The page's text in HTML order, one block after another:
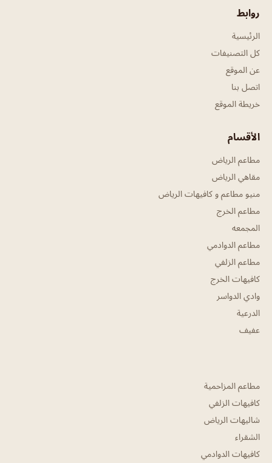
روابط
الرئيسية
كل التصنيفات
عن الموقع
اتصل بنا
خريطة الموقع
الأقسام
مطاعم الرياض
مقاهي الرياض
منيو مطاعم و كافيهات الرياض
مطاعم الخرج
المجمعه
مطاعم الدوادمي
مطاعم الزلفي
كافيهات الخرج
وادي الدواسر
الدرعية
عفيف
مطاعم المزاحمية
كافيهات الزلفي
شاليهات الرياض
الشقراء
كافيهات الدوادمي